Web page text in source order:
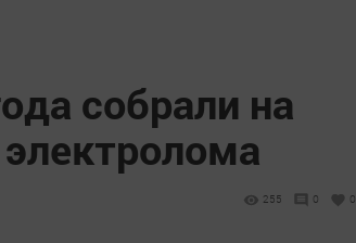
собрали на
255 0 0